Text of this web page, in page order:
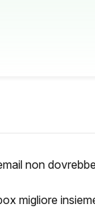
non
migliore